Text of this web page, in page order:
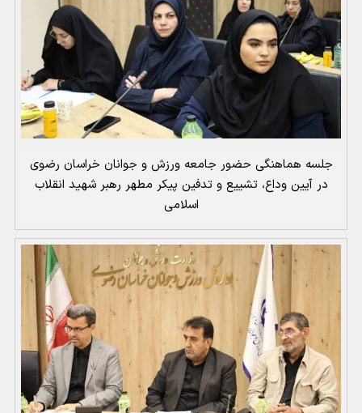
جلسه هماهنگی حضور جامعه ورزش و جوانان خراسان رضوی
در آیین وداع، تشییع و تدفین پیکر مطهر رهبر شهید انقلاب
اسلامی